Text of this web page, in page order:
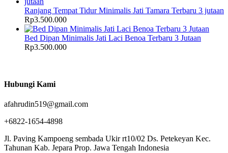
Ranjang Tempat Tidur Minimalis Jati Tamara Terbaru 3 jutaan
Rp3.500.000
Bed Dipan Minimalis Jati Laci Benoa Terbaru 3 Jutaan
Rp3.500.000
Hubungi Kami
afahrudin519@gmail.com
+6822-1654-4898
Jl. Paving Kampoeng sembada Ukir rt10/02 Ds. Petekeyan Kec.
Tahunan Kab. Jepara Prop. Jawa Tengah Indonesia